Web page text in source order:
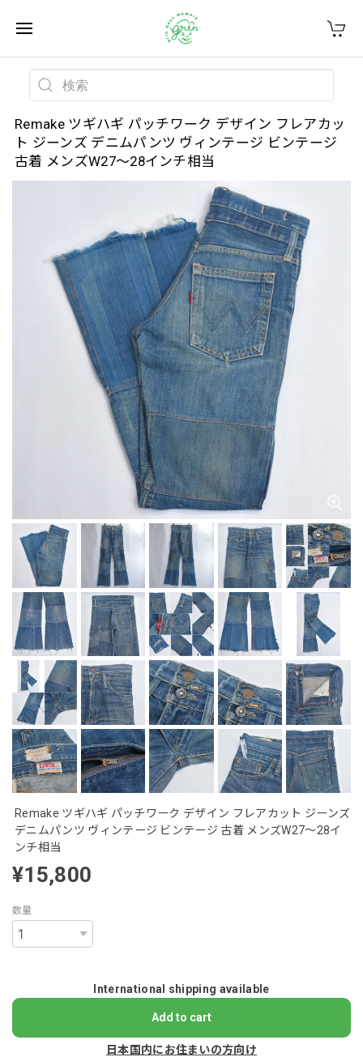
Remake ツギハギ パッチワーク デザイン フレアカッ
ト ジーンズ デニムパンツ ヴィンテージ ビンテージ
古着 メンズW27～28インチ相当
Remake ツギハギ パッチワーク デザイン フレアカット ジーンズ
デニムパンツ ヴィンテージ ビンテージ 古着 メンズW27～28イ
ンチ相当
¥15,800
数量
International shipping available
Add to cart
日本国内にお住まいの方向け